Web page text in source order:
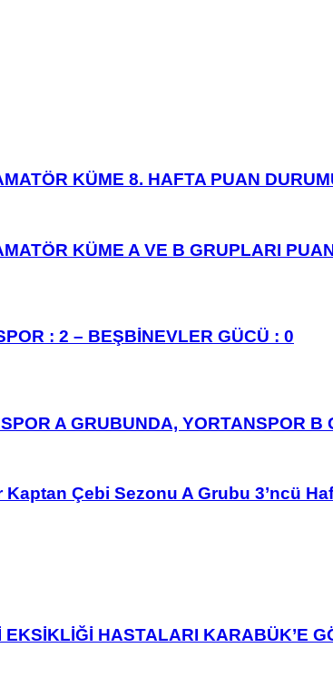
KÜME 8. HAFTA PUAN
KÜME A VE B GRUPLARI
: 2 – BEŞBİNEVLER GÜCÜ : 0
A GRUBUNDA, YORTANSPOR
Kaptan Çebi Sezonu A Grubu 3’ncü
EKSİKLİĞİ HASTALARI KARABÜK’E